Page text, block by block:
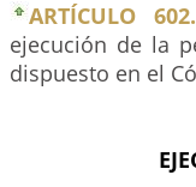
ARTÍCULO
ejecución de la
dispuesto en el